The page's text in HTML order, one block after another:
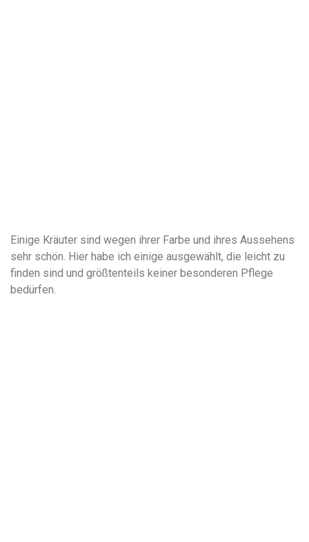
Einige Kräuter sind wegen ihrer Farbe und ihres Aussehens
sehr schön. Hier habe ich einige ausgewählt, die leicht zu
finden sind und größtenteils keiner besonderen Pflege
bedürfen.